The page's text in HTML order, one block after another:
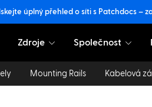
úplný přehled o síti s Patchdocs –
Zdroje Společnost
Mounting Rails Kabelová